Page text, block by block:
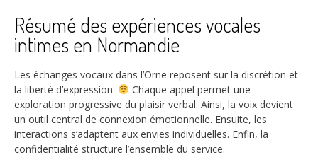
Résumé des expériences vocales
intimes en Normandie
Les échanges vocaux dans l’Orne reposent sur la discrétion et
la liberté d’expression.
Chaque appel permet une
exploration progressive du plaisir verbal. Ainsi, la voix devient
un outil central de connexion émotionnelle. Ensuite, les
interactions s’adaptent aux envies individuelles. Enfin, la
confidentialité structure l’ensemble du service.